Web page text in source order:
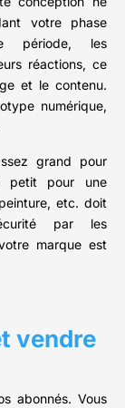
votre phase
période, les
réactions, ce
et le contenu.
numérique,
grand pour
petit pour une
etc. doit
par les
marque est
vendre
abonnés. Vous